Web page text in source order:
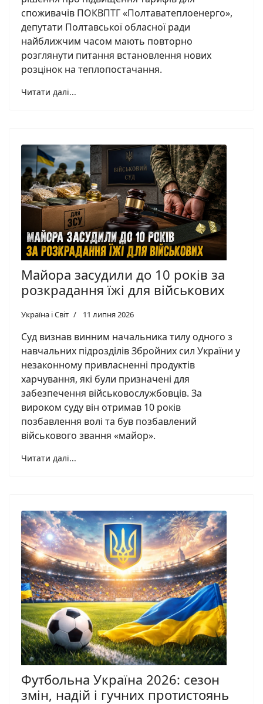
споживачів ПОКВПТГ «Полтаватеплоенерго»,
депутати Полтавської обласної ради
найближчим часом мають повторно
розглянути питання встановлення нових
розцінок на теплопостачання.
Читати далі...
Майора засудили до 10 років за
розкрадання їжі для військових
Україна і Світ 11 липня 2026
Суд визнав винним начальника тилу одного з
навчальних підрозділів Збройних сил України у
незаконному привласненні продуктів
харчування, які були призначені для
забезпечення військовослужбовців. За
вироком суду він отримав 10 років
позбавлення волі та був позбавлений
військового звання «майор».
Читати далі...
Футбольна Україна 2026: сезон
змін, надій і гучних протистоянь